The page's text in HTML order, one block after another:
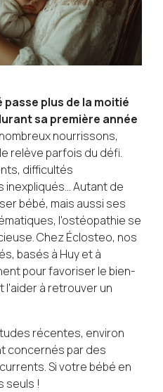
passe plus de la moitié
sa première année
nourrissons,
relève parfois du défi.
difficultés
Autant de
bébé, mais aussi ses
l'ostéopathie se
Chez Éclosteo, nos
basés à Huy et à
pour favoriser le bien-
à retrouver un
récentes, environ
concernés par des
Si votre bébé en
seuls !